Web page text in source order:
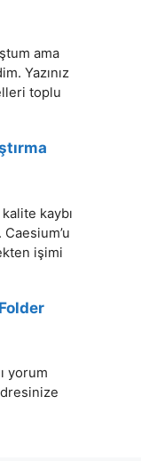
ama
Yazınız
toplu
kaybı
işimi
yorum